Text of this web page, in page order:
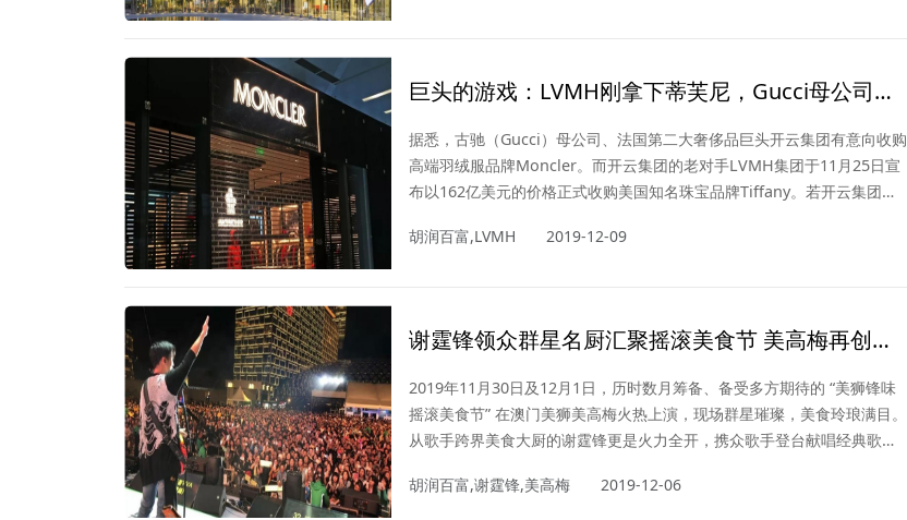
巨头的游戏：LVMH刚拿下蒂芙尼，Gucci母公司开
云也要买？
据悉，古驰（Gucci）母公司、法国第二大奢侈品巨头开云集团有意向收购
高端羽绒服品牌Moncler。而开云集团的老对手LVMH集团于11月25日宣
布以162亿美元的价格正式收购美国知名珠宝品牌Tiffany。若开云集团收
胡润百富,LVMH
2019-12-09
谢霆锋领众群星名厨汇聚摇滚美食节 美高梅再创文
化旅游新风尚
2019年11月30日及12月1日，历时数月筹备、备受多方期待的 “美狮锋味
摇滚美食节” 在澳门美狮美高梅火热上演，现场群星璀璨，美食玲琅满目。
从歌手跨界美食大厨的谢霆锋更是火力全开，携众歌手登台献唱经典歌曲
盛宴。
胡润百富,谢霆锋,美高梅 2019-12-06